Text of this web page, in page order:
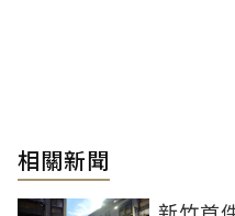
相關新聞